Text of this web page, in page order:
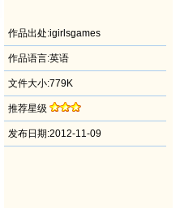
作品出处:igirlsgames
作品语言:英语
文件大小:779K
推荐星级
发布日期:2012-11-09